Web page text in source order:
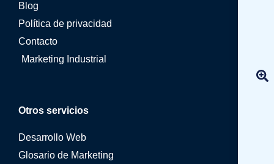
Otros servicios
Desarrollo Web
Glosario de Marketing
Blog
Política de privacidad
Contacto
Marketing Industrial